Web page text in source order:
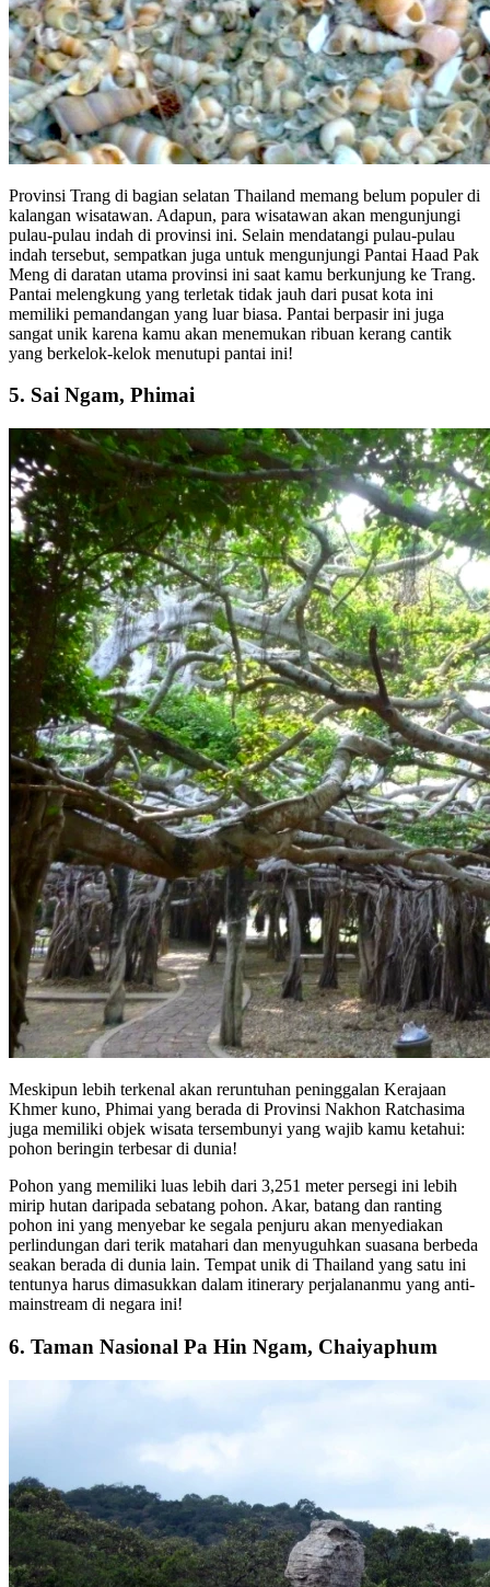
Provinsi Trang di bagian selatan Thailand memang belum populer di
kalangan wisatawan. Adapun, para wisatawan akan mengunjungi
pulau-pulau indah di provinsi ini. Selain mendatangi pulau-pulau
indah tersebut, sempatkan juga untuk mengunjungi Pantai Haad Pak
Meng di daratan utama provinsi ini saat kamu berkunjung ke Trang.
Pantai melengkung yang terletak tidak jauh dari pusat kota ini
memiliki pemandangan yang luar biasa. Pantai berpasir ini juga
sangat unik karena kamu akan menemukan ribuan kerang cantik
yang berkelok-kelok menutupi pantai ini!
5. Sai Ngam, Phimai
Meskipun lebih terkenal akan reruntuhan peninggalan Kerajaan
Khmer kuno, Phimai yang berada di Provinsi Nakhon Ratchasima
juga memiliki objek wisata tersembunyi yang wajib kamu ketahui:
pohon beringin terbesar di dunia!
Pohon yang memiliki luas lebih dari 3,251 meter persegi ini lebih
mirip hutan daripada sebatang pohon. Akar, batang dan ranting
pohon ini yang menyebar ke segala penjuru akan menyediakan
perlindungan dari terik matahari dan menyuguhkan suasana berbeda
seakan berada di dunia lain. Tempat unik di Thailand yang satu ini
tentunya harus dimasukkan dalam itinerary perjalananmu yang anti-
mainstream di negara ini!
6. Taman Nasional Pa Hin Ngam, Chaiyaphum